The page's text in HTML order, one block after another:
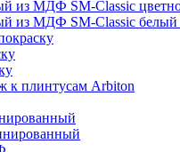
из МДФ SM-Classic
из МДФ SM-Classic белый
к плинтусам Arbiton